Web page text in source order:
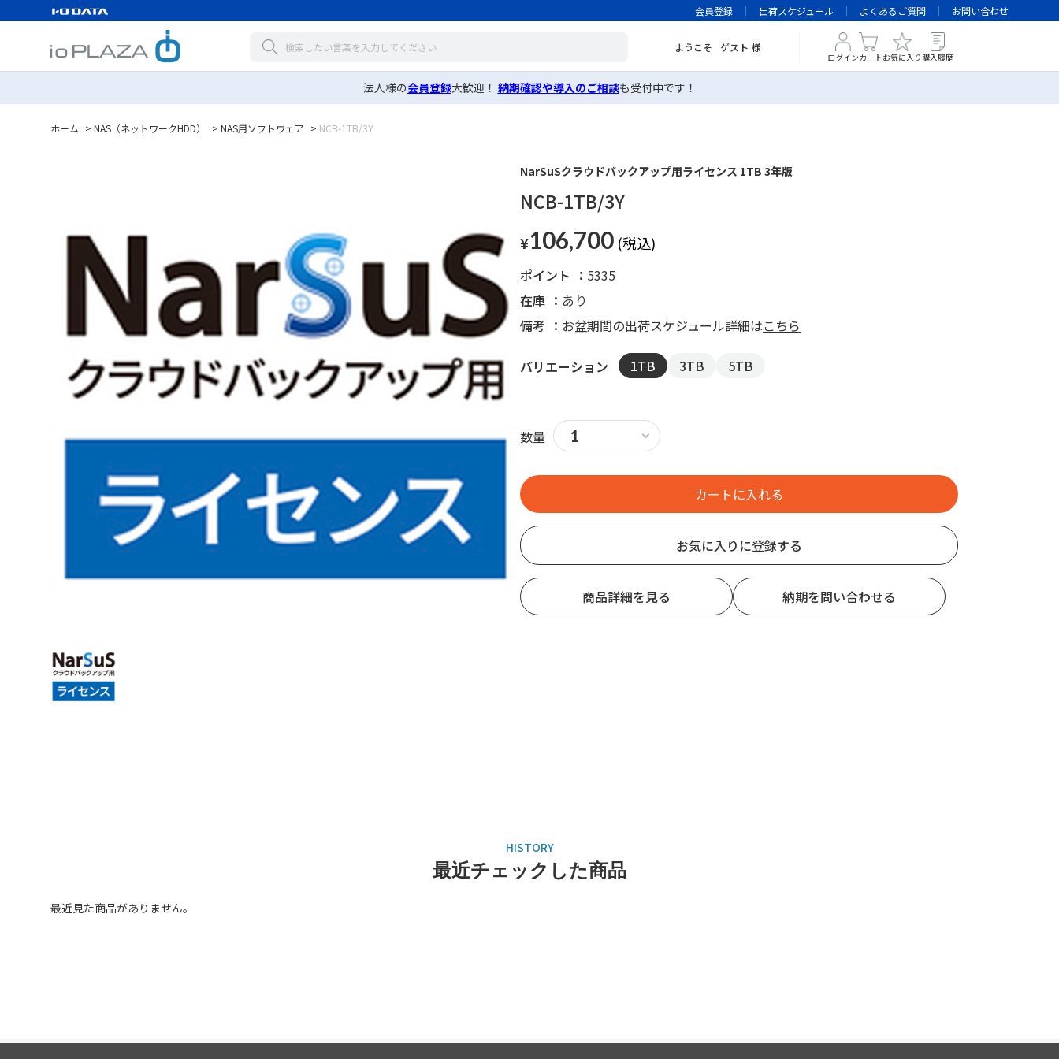
会員登録 出荷スケジュール よくあるご質問 お問い合わせ
ようこそ ゲスト 様
ログインカートお気に入り 購入履歴
法人様の会員登録大歓迎！ 納期確認や導入のご相談も受付中です！
ホーム > NAS（ネットワークHDD） > NAS用ソフトウェア > NCB-1TB/3Y
NarSuSクラウドバックアップ用ライセンス 1TB 3年版
NCB-1TB/3Y
¥106,700
ポイント
5335
在庫
あり
備考
お盆期間の出荷スケジュール詳細はこちら
1TB 3TB 5TB
数量
お気に入りに登録する
商品詳細を見る 納期を問い合わせる
最近チェックした商品
最近見た商品がありません。